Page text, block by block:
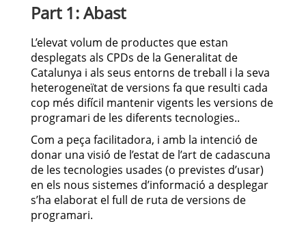
Part 1: Abast
L’elevat volum de productes que estan
desplegats als CPDs de la Generalitat de
Catalunya i als seus entorns de treball i la seva
heterogeneïtat de versions fa que resulti cada
cop més difícil mantenir vigents les versions de
programari de les diferents tecnologies..
Com a peça facilitadora, i amb la intenció de
donar una visió de l’estat de l’art de cadascuna
de les tecnologies usades (o previstes d’usar)
en els nous sistemes d’informació a desplegar
s’ha elaborat el full de ruta de versions de
programari.